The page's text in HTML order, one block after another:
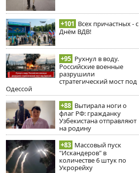
+101 Всех причастных - с
Днём ВДВ!
+95 Рухнул в воду.
Российские военные
разрушили
стратегический мост под
Одессой
+88 Вытирала ноги о
флаг РФ: гражданку
Узбекистана отправляют
на родину
+83 Массовый пуск
"Искандеров" в
количестве 6 штук по
Укрорейху